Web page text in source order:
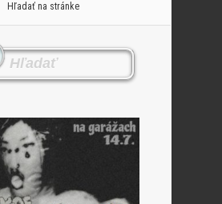
Hľadať na stránke